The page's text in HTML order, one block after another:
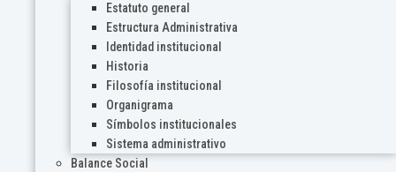
Estatuto general
Estructura Administrativa
Identidad institucional
Historia
Filosofía institucional
Organigrama
Símbolos institucionales
Sistema administrativo
Balance Social